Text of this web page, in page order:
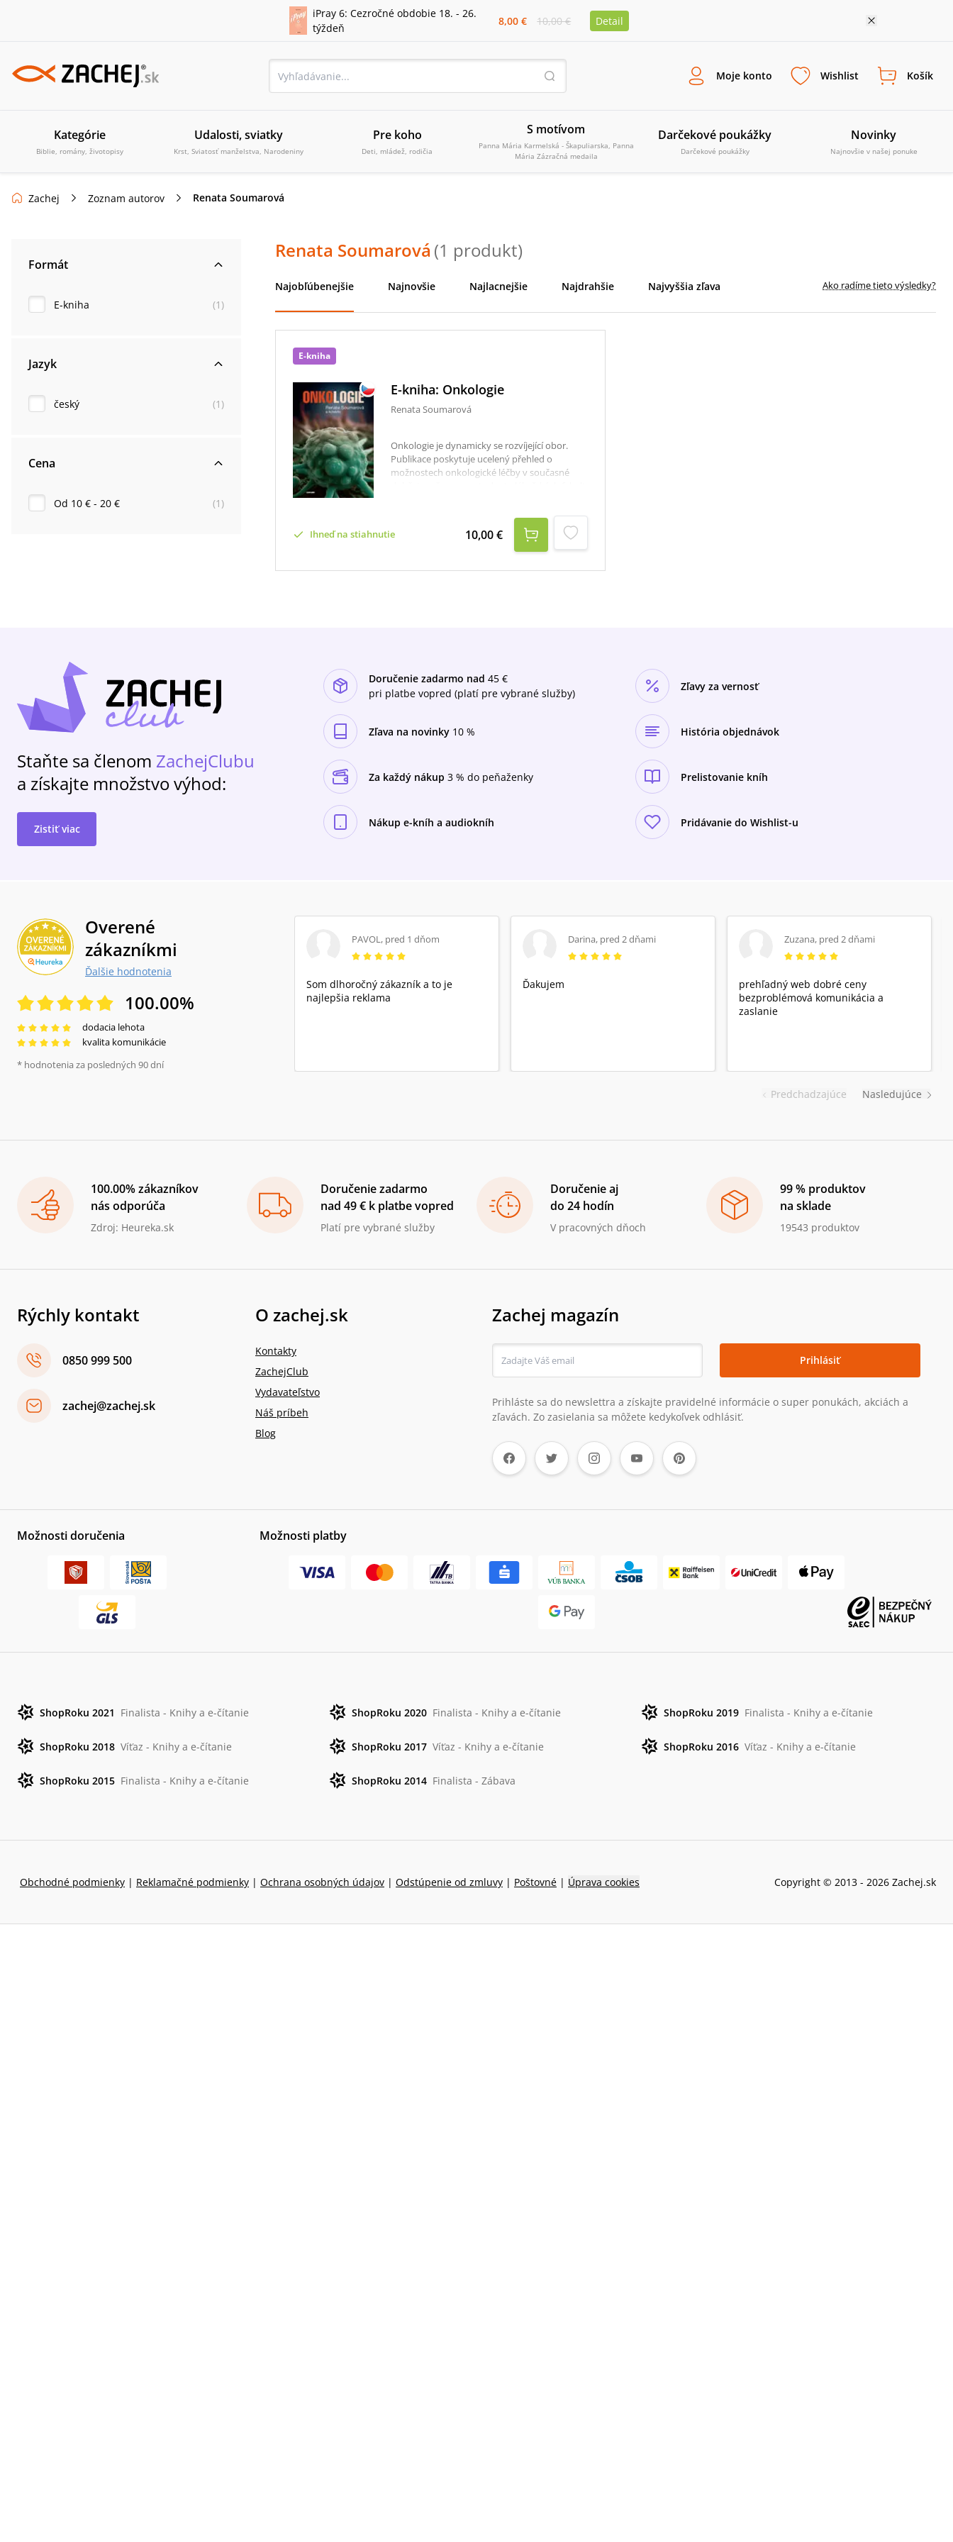
iPray 6: Cezročné obdobie 18. - 26.
týždeň
8,00 € 10,00 € Detail
Moje konto Wishlist Košík
Kategórie
Biblie, romány, životopisy
Udalosti, sviatky
Krst, Sviatosť manželstva, Narodeniny
Pre koho
Deti, mládež, rodičia
S motívom
Panna Mária Karmelská - Škapuliarska, Panna
Mária Zázračná medaila
Darčekové poukážky
Darčekové poukážky
Novinky
Najnovšie v našej ponuke
Zachej Zoznam autorov Renata Soumarová
Formát
E-kniha (1 )
Jazyk
český (1 )
Cena
Od 10 € - 20 € (1 )
Renata Soumarová (1 produkt)
Najobľúbenejšie Najnovšie Najlacnejšie Najdrahšie Najvyššia zľava Ako radíme tieto výsledky?
E-kniha
E-kniha: Onkologie
Renata Soumarová
Onkologie je dynamicky se rozvíjející obor.
Publikace poskytuje ucelený přehled o
možnostech onkologické léčby v současné
nechirurgické léčby nejčastěji se vyskytujících
zhoubných solidních nádorů u dospělých.
Učebnice je rozdělena na část obecnou a
speciální. Úvodní kapitoly vysvětlují podstatu
Ihneď na stiahnutie 10,00 €
Staňte sa členom ZachejClubu
a získajte množstvo výhod:
Zistiť viac
Doručenie zadarmo nad 45 €
pri platbe vopred (platí pre vybrané služby)
Zľavy za vernosť
Zľava na novinky 10 % História objednávok
Za každý nákup 3 % do peňaženky Prelistovanie kníh
Nákup e-kníh a audiokníh Pridávanie do Wishlist-u
Overené
zákazníkmi
Ďalšie hodnotenia
100.00%
dodacia lehota
kvalita komunikácie
* hodnotenia za posledných 90 dní
Predchadzajúce
PAVOL, pred 1 dňom
Som dlhoročný zákazník a to je
najlepšia reklama
Darina, pred 2 dňami
Ďakujem
Zuzana, pred 2 dňami
prehľadný web dobré ceny
bezproblémová komunikácia a
zaslanie
Nasledujúce
100.00% zákazníkov
nás odporúča
Zdroj: Heureka.sk
Doručenie zadarmo
nad 49 € k platbe vopred
Platí pre vybrané služby
Doručenie aj
do 24 hodín
V pracovných dňoch
99 % produktov
na sklade
19543 produktov
Rýchly kontakt
0850 999 500
zachej@zachej.sk
O zachej.sk
Kontakty
ZachejClub
Vydavateľstvo
Náš príbeh
Blog
Zachej magazín
Prihlásiť
Prihláste sa do newslettra a získajte pravidelné informácie o super ponukách, akciách a
zľavách. Zo zasielania sa môžete kedykoľvek odhlásiť.
Možnosti doručenia Možnosti platby
ShopRoku 2021 Finalista - Knihy a e-čítanie ShopRoku 2020 Finalista - Knihy a e-čítanie ShopRoku 2019 Finalista - Knihy a e-čítanie
ShopRoku 2018 Víťaz - Knihy a e-čítanie ShopRoku 2017 Víťaz - Knihy a e-čítanie ShopRoku 2016 Víťaz - Knihy a e-čítanie
ShopRoku 2015 Finalista - Knihy a e-čítanie ShopRoku 2014 Finalista - Zábava
Obchodné podmienky | Reklamačné podmienky | Ochrana osobných údajov | Odstúpenie od zmluvy | Poštovné | Úprava cookies Copyright © 2013 - 2026 Zachej.sk